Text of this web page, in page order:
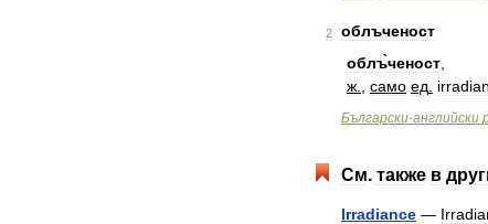
2
облъченост
облъ̀ченост
ж
само ед
Български-английски
См. также в
Irradiance —